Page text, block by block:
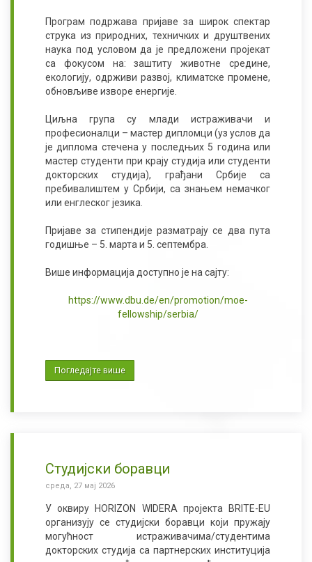
Програм подржава пријаве за широк спектар
струка из природних, техничких и друштвених
наука под условом да је предложени пројекат
са фокусом на: заштиту животне средине,
екологију, одрживи развој, климатске промене,
обновљиве изворе енергије.
Циљна група су млади истраживачи и
професионалци – мастер дипломци (уз услов да
је диплома стечена у последњих 5 година или
мастер студенти при крају студија или студенти
докторских студија), грађани Србије са
пребивалиштем у Србији, са знањем немачког
или енглеског језика.
Пријаве за стипендије разматрају се два пута
годишње – 5. марта и 5. септембра.
Више информација доступно је на сајту:
https://www.dbu.de/en/promotion/moe-
fellowship/serbia/
Погледајте више
Студијски боравци
среда, 27 мај 2026
У оквиру HORIZON WIDERA пројекта
BRITE-EU
организују се студијски боравци који пружају
могућност истраживачима/студентима
докторских студија са партнерских институција